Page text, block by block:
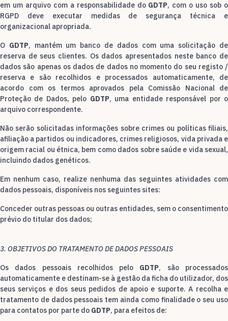
em um arquivo com a responsabilidade do GDTP, com o uso sob o
RGPD deve executar medidas de segurança técnica e
organizacional apropriada.
O GDTP, mantém um banco de dados com uma solicitação de
reserva de seus clientes. Os dados apresentados neste banco de
dados são apenas os dados de dados no momento do seu registo /
reserva e são recolhidos e processados ​​automaticamente, de
acordo com os termos aprovados pela Comissão Nacional de
Proteção de Dados, pelo GDTP, uma entidade responsável por o
arquivo correspondente.
Não serão solicitadas informações sobre crimes ou políticas filiais,
afiliação a partidos ou indicadores, crimes religiosos, vida privada e
origem racial ou étnica, bem como dados sobre saúde e vida sexual,
incluindo dados genéticos.
Em nenhum caso, realize nenhuma das seguintes atividades com
dados pessoais, disponíveis nos seguintes sites:
Conceder outras pessoas ou outras entidades, sem o consentimento
prévio do titular dos dados;
3. OBJETIVOS DO TRATAMENTO DE DADOS PESSOAIS
Os dados pessoais recolhidos pelo GDTP, são processados
automaticamente e destinam-se à gestão da ficha do utilizador, dos
seus serviços e dos seus pedidos de apoio e suporte. A recolha e
tratamento de dados pessoais tem ainda como finalidade o seu uso
para contatos por parte do GDTP, para efeitos de: